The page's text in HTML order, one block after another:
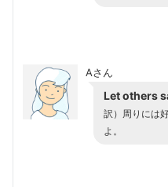
Aさん
Let others
訳）周りには
よ。